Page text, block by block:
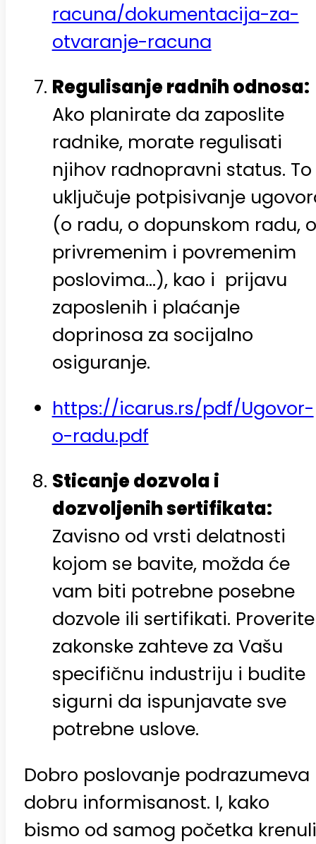
racuna/dokumentacija-za-
otvaranje-racuna
Regulisanje radnih odnosa:
Ako planirate da zaposlite
radnike, morate regulisati
njihov radnopravni status. To
uključuje potpisivanje
(o radu, o dopunskom radu, o
privremenim i povremenim
poslovima…), kao i prijavu
zaposlenih i plaćanje
doprinosa za socijalno
osiguranje.
https://icarus.rs/pdf/Ugovor-
o-radu.pdf
Sticanje dozvola i
dozvoljenih sertifikata:
Zavisno od vrsti delatnosti
kojom se bavite, možda će
vam biti potrebne posebne
dozvole ili sertifikati. Proverite
zakonske zahteve za Vašu
specifičnu industriju i budite
sigurni da ispunjavate sve
potrebne uslove.
Dobro poslovanje podrazumeva
dobru informisanost. I, kako
bismo od samog početka krenuli